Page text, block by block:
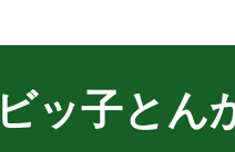
ッ子とん